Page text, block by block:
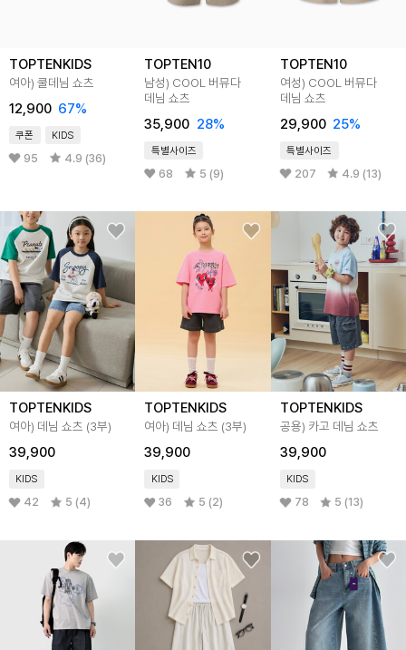
TOPTENKIDS
여아) 쿨데님 쇼츠
12,900 67%
쿠폰 KIDS
95 4.9 (36)
TOPTEN10
남성) COOL 버뮤다
데님 쇼츠
35,900 28%
특별사이즈
68 5 (9)
TOPTEN10
여성) COOL 버뮤다
데님 쇼츠
29,900 25%
특별사이즈
207 4.9 (13)
TOPTENKIDS
여아) 데님 쇼츠 (3부)
39,900
KIDS
42 5 (4)
TOPTENKIDS
여아) 데님 쇼츠 (3부)
39,900
KIDS
36 5 (2)
TOPTENKIDS
공용) 카고 데님 쇼츠
39,900
KIDS
78 5 (13)